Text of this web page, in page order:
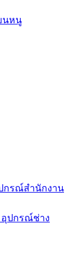
นหนู
กรณ์สำนักงาน
ปกรณ์ช่าง